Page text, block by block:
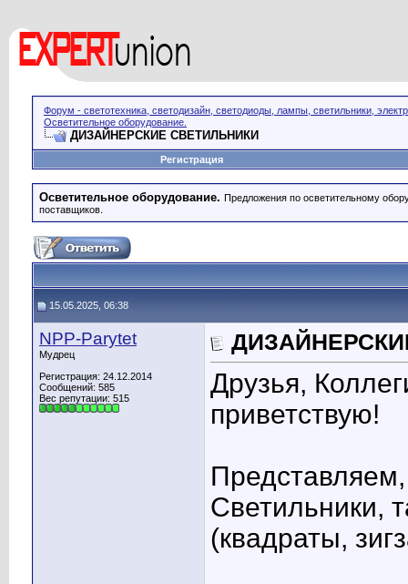
Форум - светотехника, светодизайн, светодиоды, лампы, светильники,
Осветительное оборудование.
ДИЗАЙНЕРСКИЕ СВЕТИЛЬНИКИ
Регистрация
Осветительное оборудование. Предложения по осветительному
поставщиков.
15.05.2025, 06:38
NPP-Parytet
Мудрец
Регистрация: 24.12.2014
Сообщений: 585
Вес репутации: 515
Друзья,
приветствую!
Светильники,
(квадраты,